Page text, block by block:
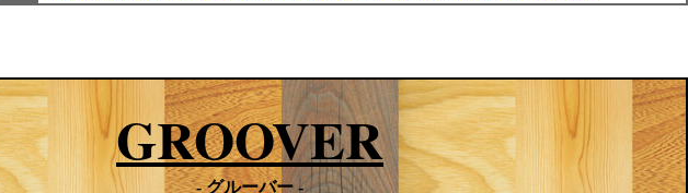
GROOVER
- グルーバー -